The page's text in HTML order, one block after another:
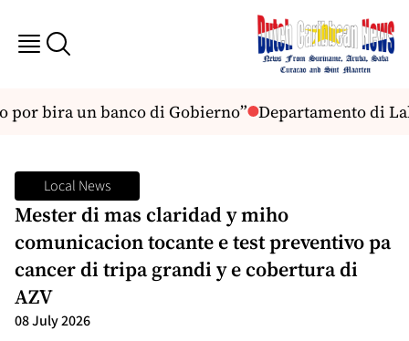
por bira un banco di Gobierno” Departamento di
Local News
Mester di mas claridad y miho
comunicacion tocante e test preventivo pa
cancer di tripa grandi y e cobertura di
AZV
08 July 2026